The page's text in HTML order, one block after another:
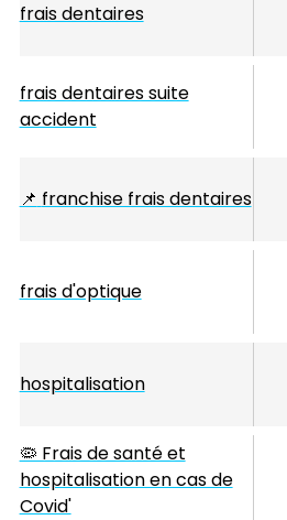
frais dentaires
frais dentaires suite
accident
📌 franchise frais dentaires
frais d'optique
hospitalisation
🦠 Frais de santé et
hospitalisation en cas de
Covid'